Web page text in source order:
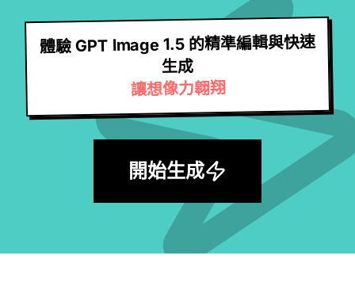
體驗 GPT Image 1.5 的精準編輯與快速
生成
讓想像力翱翔
開始生成